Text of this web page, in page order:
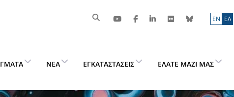
ΕN ΕΛ
ΝΈΑ ΕΓΚΑΤΑΣΤΆΣΕΙΣ ΕΛΆΤΕ ΜΑΖΊ ΜΑΣ